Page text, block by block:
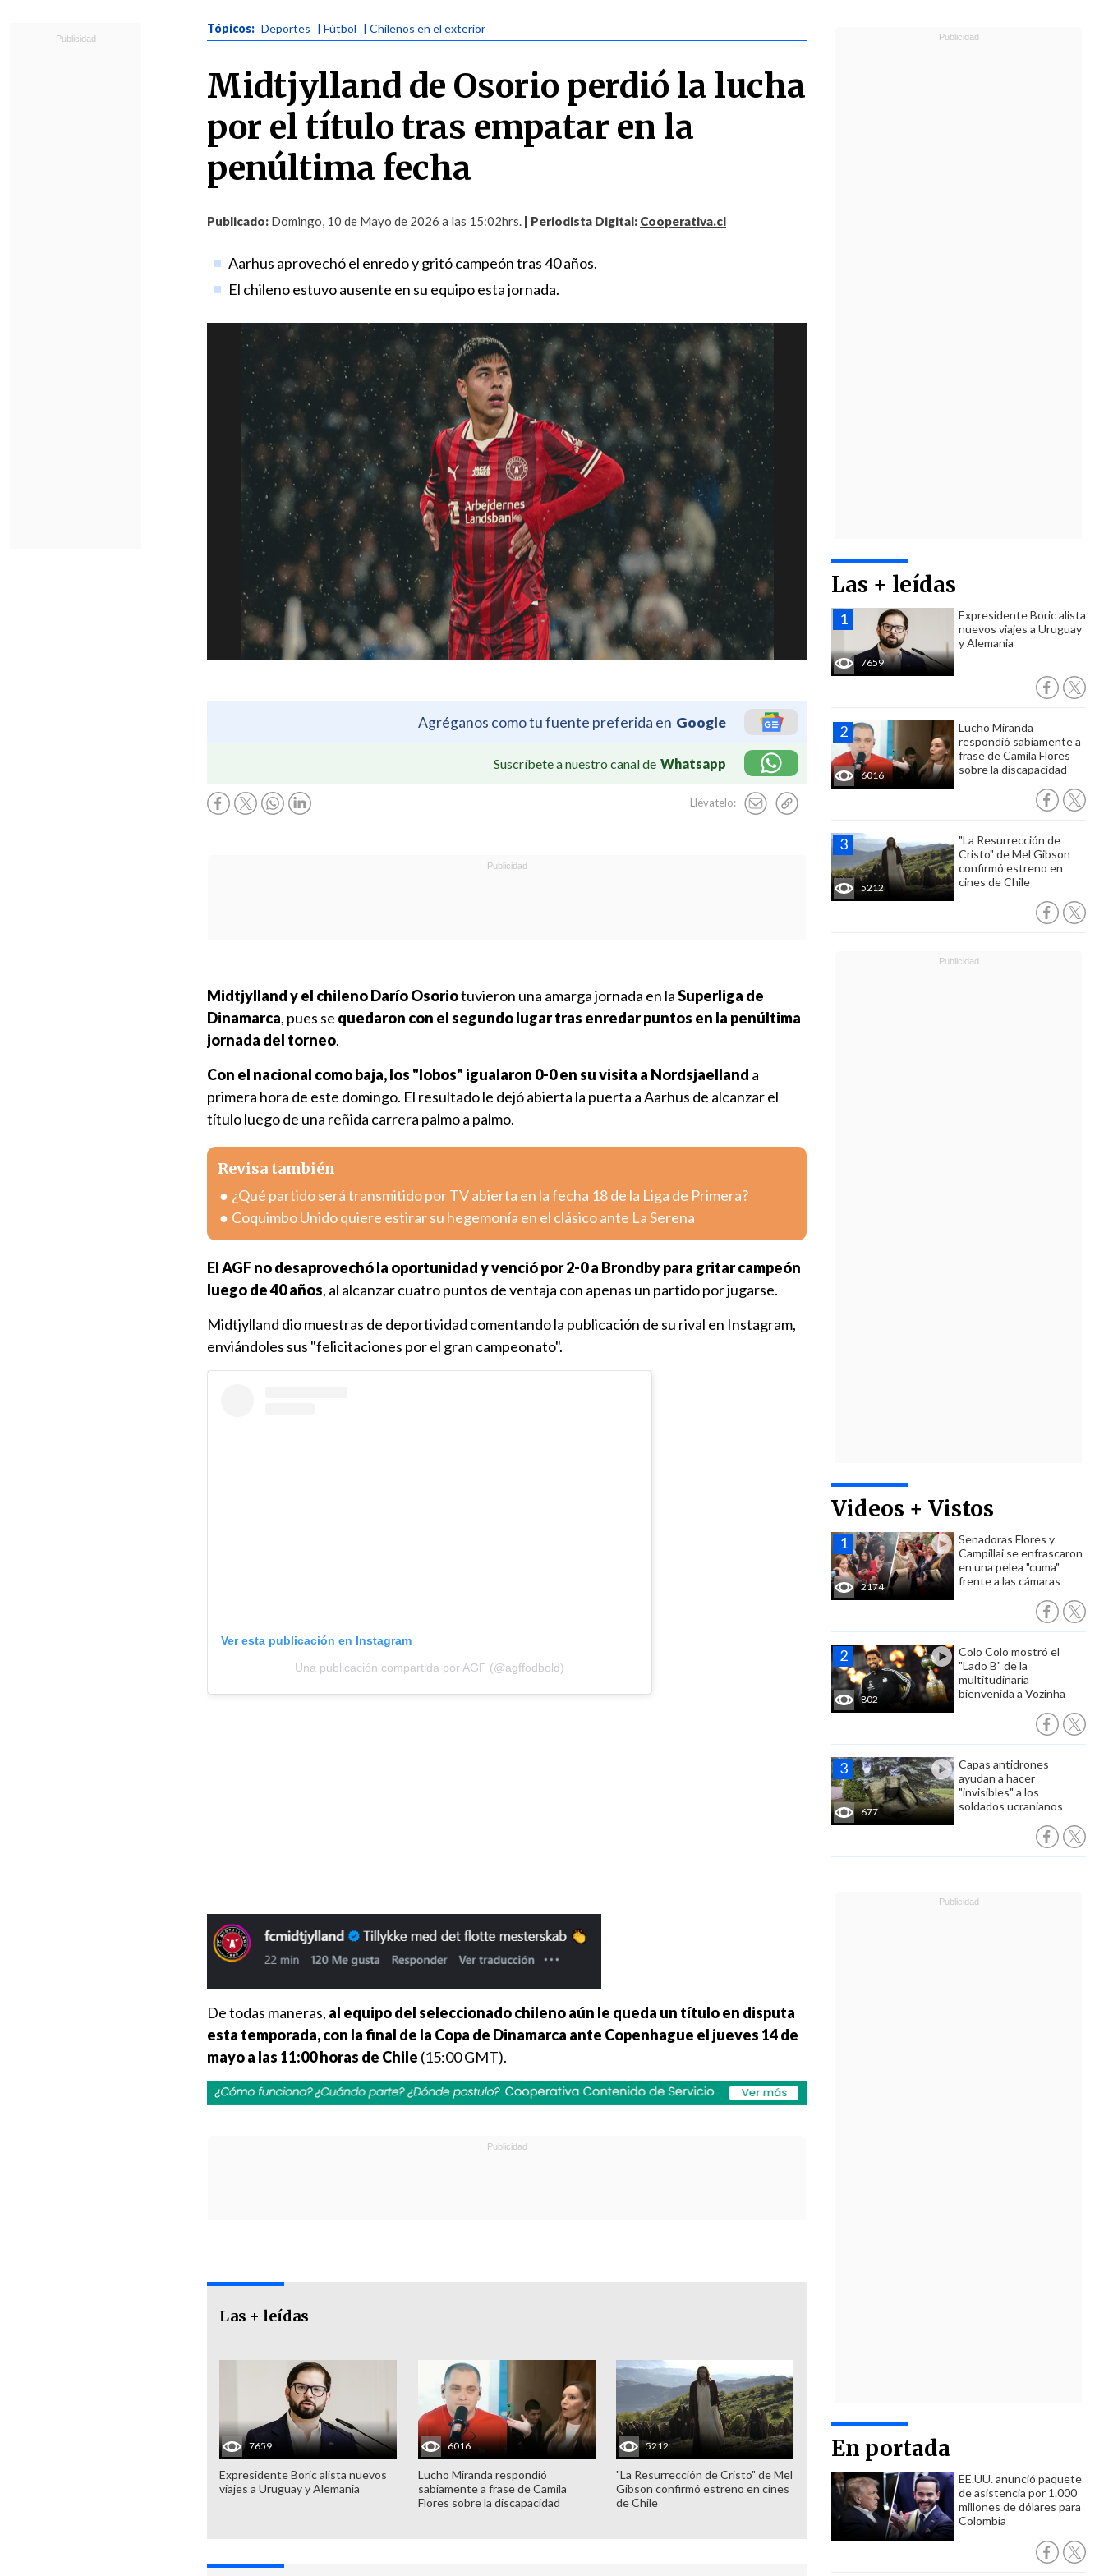
Tópicos: Deportes | Fútbol | Chilenos en el exterior
Midtjylland de Osorio perdió la lucha
por el título tras empatar en la
penúltima fecha
Publicado: Domingo, 10 de Mayo de 2026 a las 15:02hrs. | Periodista Digital: Cooperativa.cl
Aarhus aprovechó el enredo y gritó campeón tras 40 años.
El chileno estuvo ausente en su equipo esta jornada.
Agréganos como tu fuente preferida en Google
Suscríbete a nuestro canal de Whatsapp
Llévatelo:
Las + leídas
7659
Expresidente Boric alista
nuevos viajes a Uruguay
y Alemania
6016
Lucho Miranda
respondió sabiamente a
frase de Camila Flores
sobre la discapacidad
5212
"La Resurrección de
Cristo" de Mel Gibson
confirmó estreno en
cines de Chile
Videos + Vistos
2174
Senadoras Flores y
Campillai se enfrascaron
en una pelea "cuma"
frente a las cámaras
802
Colo Colo mostró el
"Lado B" de la
multitudinaria
bienvenida a Vozinha
677
Capas antidrones
ayudan a hacer
"invisibles" a los
soldados ucranianos
En portada
EE.UU. anunció paquete
de asistencia por 1.000
millones de dólares para
Colombia
Midtjylland y el chileno Darío Osoriotuvieron una amarga jornada en laSuperliga de
Dinamarca, pues se quedaron con el segundo lugar tras enredar puntos en la penúltima
jornada del torneo.
Con el nacional como baja, los "lobos" igualaron 0-0 en su visita a Nordsjaelland a
primera hora de este domingo. El resultado le dejó abierta la puerta a Aarhus de alcanzar el
título luego de una reñida carrera palmo a palmo.
Revisa también
¿Qué partido será transmitido por TV abierta en la fecha 18 de la Liga de Primera?
Coquimbo Unido quiere estirar su hegemonía en el clásico ante La Serena
El AGF no desaprovechó la oportunidad y venció por 2-0 a Brondby para gritar campeón
luego de 40 años, al alcanzar cuatro puntos de ventaja con apenas un partido por jugarse.
Midtjylland dio muestras de deportividad comentando la publicación de su rival en Instagram,
enviándoles sus "felicitaciones por el gran campeonato".
Ver esta publicación en Instagram
Una publicación compartida por AGF (@agffodbold)
De todas maneras, al equipo del seleccionado chileno aún le queda un título en disputa
esta temporada, con la final de la Copa de Dinamarca ante Copenhague el jueves 14 de
mayo a las 11:00 horas de Chile (15:00 GMT).
Las + leídas
7659
Expresidente Boric alista nuevos
viajes a Uruguay y Alemania
6016
Lucho Miranda respondió
sabiamente a frase de Camila
Flores sobre la discapacidad
5212
"La Resurrección de Cristo" de Mel
Gibson confirmó estreno en cines
de Chile